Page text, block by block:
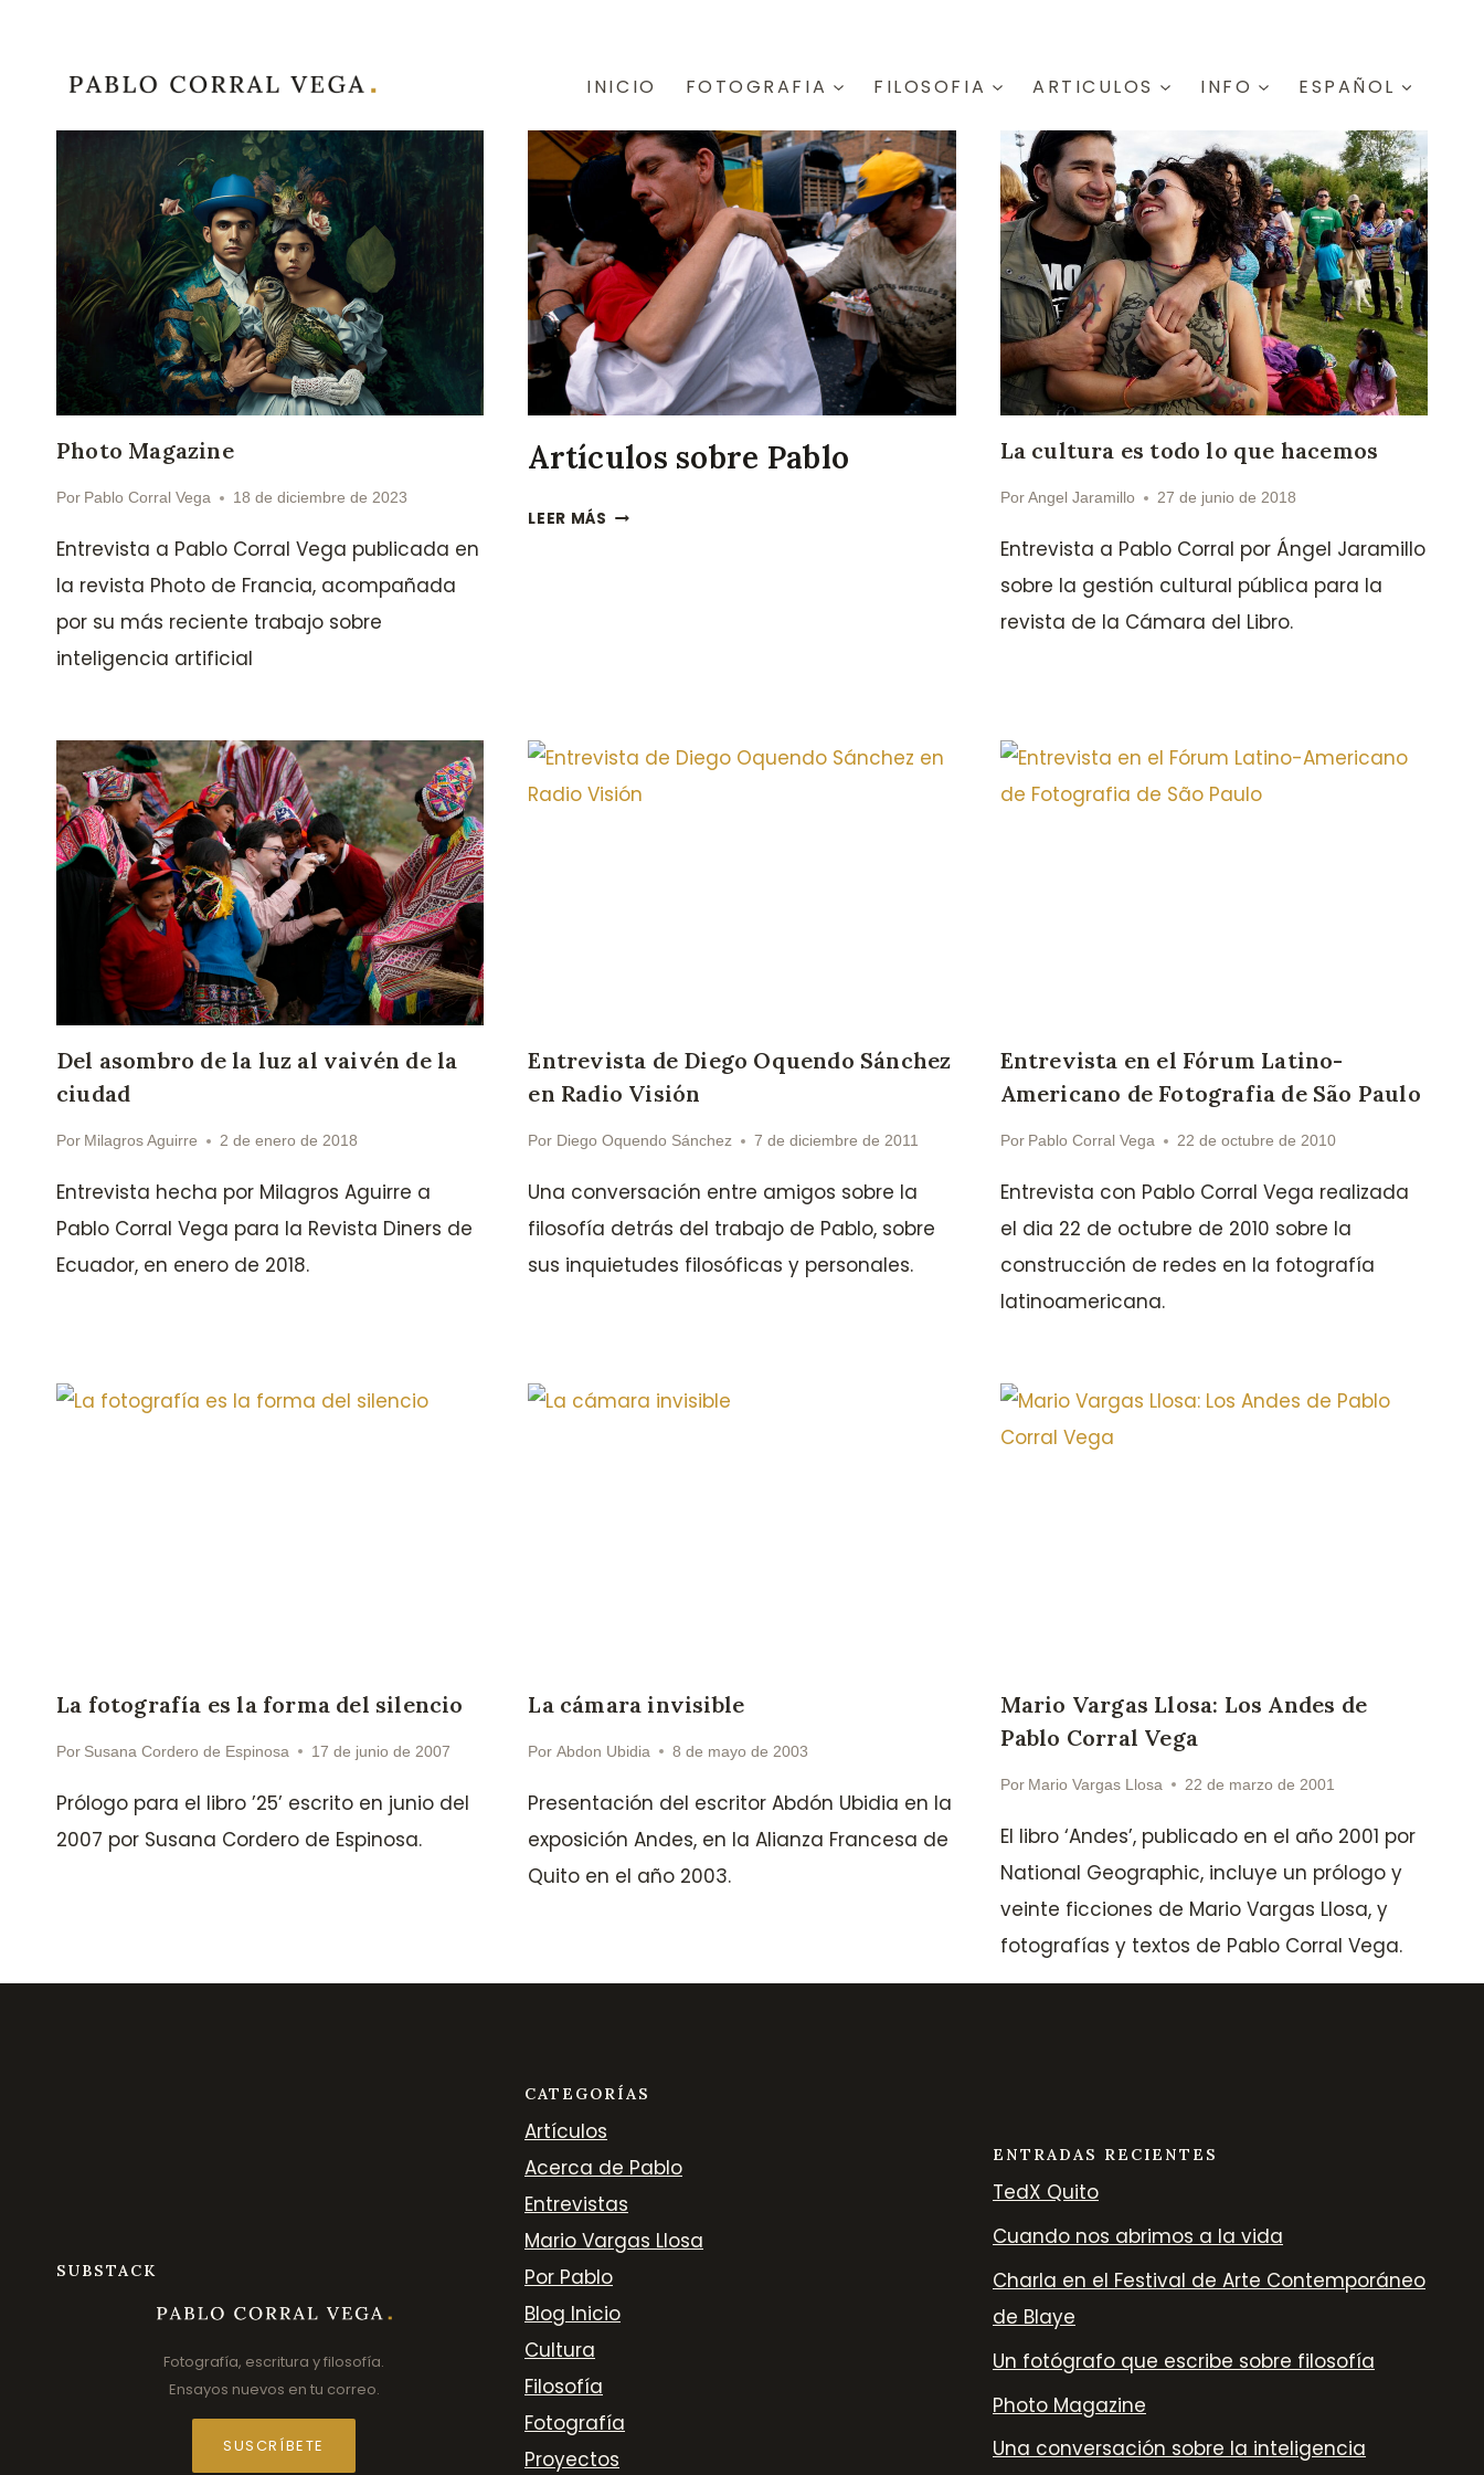
contenido
INICIO FOTOGRAFIA FILOSOFIA ARTICULOS INFO ESPAÑOL
Photo Magazine
Por Pablo Corral Vega 18 de diciembre de 2023
Entrevista a Pablo Corral Vega publicada en
la revista Photo de Francia, acompañada
por su más reciente trabajo sobre
inteligencia artificial
Artículos sobre Pablo
LEER MÁS ARTÍCULOS
La cultura es todo lo que hacemos
Por Angel Jaramillo 27 de junio de 2018
Entrevista a Pablo Corral por Ángel Jaramillo
sobre la gestión cultural pública para la
revista de la Cámara del Libro.
Del asombro de la luz al vaivén de la
ciudad
Por Milagros Aguirre 2 de enero de 2018
Entrevista hecha por Milagros Aguirre a
Pablo Corral Vega para la Revista Diners de
Ecuador, en enero de 2018.
Entrevista de Diego Oquendo Sánchez
en Radio Visión
Por Diego Oquendo Sánchez 7 de diciembre de 2011
Una conversación entre amigos sobre la
filosofía detrás del trabajo de Pablo, sobre
sus inquietudes filosóficas y personales.
Entrevista en el Fórum Latino-
Americano de Fotografia de São Paulo
Por Pablo Corral Vega 22 de octubre de 2010
Entrevista con Pablo Corral Vega realizada
el dia 22 de octubre de 2010 sobre la
construcción de redes en la fotografía
latinoamericana.
La fotografía es la forma del silencio
Por Susana Cordero de Espinosa 17 de junio de 2007
Prólogo para el libro ’25’ escrito en junio del
2007 por Susana Cordero de Espinosa.
La cámara invisible
Por Abdon Ubidia 8 de mayo de 2003
Presentación del escritor Abdón Ubidia en la
exposición Andes, en la Alianza Francesa de
Quito en el año 2003.
Mario Vargas Llosa: Los Andes de
Pablo Corral Vega
Por Mario Vargas Llosa 22 de marzo de 2001
El libro ‘Andes’, publicado en el año 2001 por
National Geographic, incluye un prólogo y
veinte ficciones de Mario Vargas Llosa, y
fotografías y textos de Pablo Corral Vega.
SUBSTACK
Fotografía, escritura y filosofía.
Ensayos nuevos en tu correo.
SUSCRÍBETE
CATEGORÍAS
Artículos
Acerca de Pablo
Entrevistas
Mario Vargas Llosa
Por Pablo
Blog Inicio
Cultura
Filosofía
Fotografía
Proyectos
ENTRADAS RECIENTES
TedX Quito
Cuando nos abrimos a la vida
Charla en el Festival de Arte Contemporáneo
de Blaye
Un fotógrafo que escribe sobre filosofía
Photo Magazine
Una conversación sobre la inteligencia